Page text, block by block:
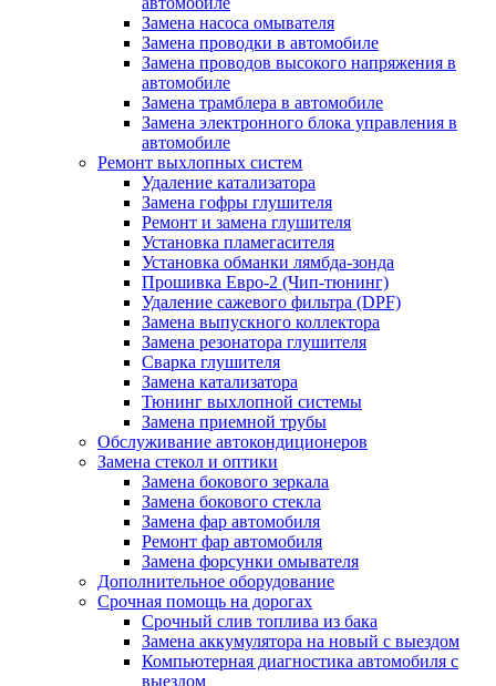
Замена насоса омывателя
Замена проводки в автомобиле
Замена проводов высокого напряжения в
автомобиле
Замена трамблера в автомобиле
Замена электронного блока управления в
автомобиле
Ремонт выхлопных систем
Удаление катализатора
Замена гофры глушителя
Ремонт и замена глушителя
Установка пламегасителя
Установка обманки лямбда-зонда
Прошивка Евро-2 (Чип-тюнинг)
Удаление сажевого фильтра (DPF)
Замена выпускного коллектора
Замена резонатора глушителя
Сварка глушителя
Замена катализатора
Тюнинг выхлопной системы
Замена приемной трубы
Обслуживание автокондиционеров
Замена стекол и оптики
Замена бокового зеркала
Замена бокового стекла
Замена фар автомобиля
Ремонт фар автомобиля
Замена форсунки омывателя
Дополнительное оборудование
Срочная помощь на дорогах
Срочный слив топлива из бака
Замена аккумулятора на новый с выездом
Компьютерная диагностика автомобиля с
выездом